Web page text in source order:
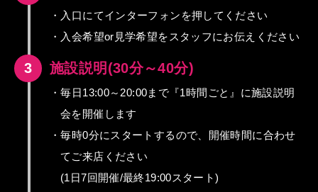
・入口にてインターフォンを押してください
・入会希望or見学希望をスタッフにお伝えください
3 施設説明(30分～40分)
・毎日13:00～20:00まで『1時間ごと』に施設説明
会を開催します
・毎時0分にスタートするので、開催時間に合わせ
てご来店ください
(1日7回開催/最終19:00スタート)